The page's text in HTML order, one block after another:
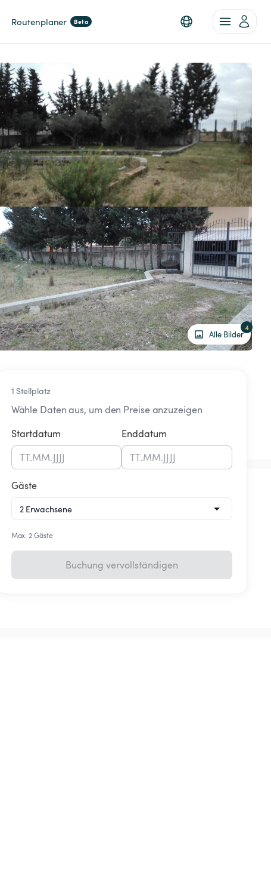
Routenplaner Beta
Alle Bilder
4
1 Stellplatz
Wähle Daten aus, um den Preise anzuzeigen
Startdatum
TT.MM.JJJJ
Enddatum
TT.MM.JJJJ
Gäste
Max. 2 Gäste
Buchung vervollständigen